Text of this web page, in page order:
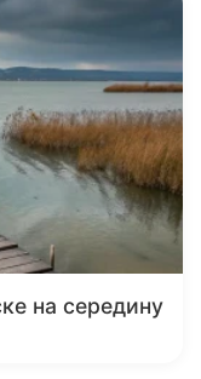
на середину